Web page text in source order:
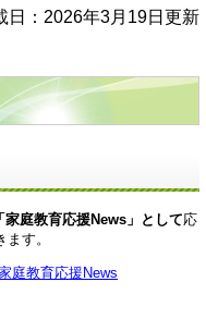
：2026年3月19日更新
「家庭教育応援News」として応
す。
庭教育応援News